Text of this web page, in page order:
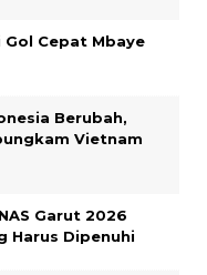
Gol Cepat Mbaye
Berubah,
Vietnam
Garut 2026
Harus Dipenuhi